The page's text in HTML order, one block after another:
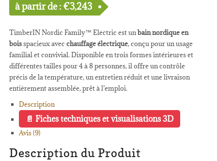
à partir de :€3,243
TimberIN Nordic Family™ Electric est unbain nordique en
boisspacieux avec chauffage électrique, conçu pour un usage
familial et convivial. Disponible en trois formes intérieures et
différentes tailles pour 4 à 8 personnes, il offre un contrôle
précis de la température, un entretien réduit et une livraison
entièrement assemblée, prêt à l’emploi.
Description
Fiches techniques et visualisations 3D
Avis (9)
Description du Produit